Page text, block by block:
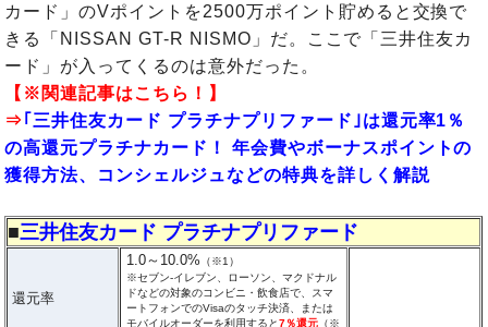
カード」のVポイントを2500万ポイント貯めると交換で
きる「NISSAN GT-R NISMO」だ。ここで「三井住友カ
ード」が入ってくるのは意外だった。
【※関連記事はこちら！】
⇒｢三井住友カード プラチナプリファード｣は還元率1％
の高還元プラチナカード！ 年会費やボーナスポイントの
獲得方法、コンシェルジュなどの特典を詳しく解説
■三井住友カード プラチナプリファード
還元率
1.0～10.0%
（※1）
※セブン‐イレブン、ローソン、マクドナル
ドなどの対象のコンビニ・飲食店で、スマ
ートフォンでのVisaのタッチ決済、または
モバイルオーダーを利用すると7％還元 （※